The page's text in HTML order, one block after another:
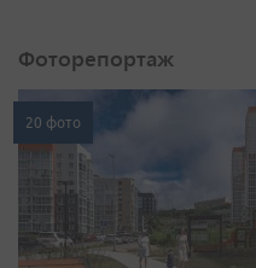
Фоторепортаж
20 фото